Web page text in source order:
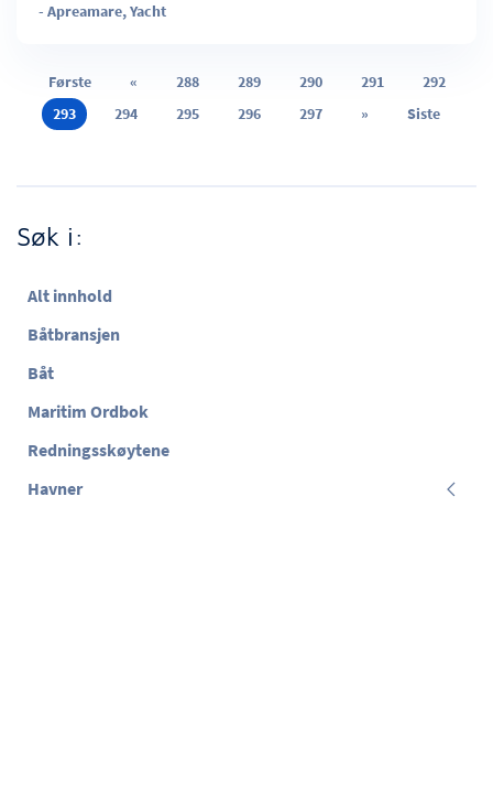
- Apreamare,Yacht
Første « 288 289 290 291
292
293
294 295 296 297 » Siste
Søk i:
Alt innhold
Båtbransjen
Båt
Maritim Ordbok
Redningsskøytene
Havner